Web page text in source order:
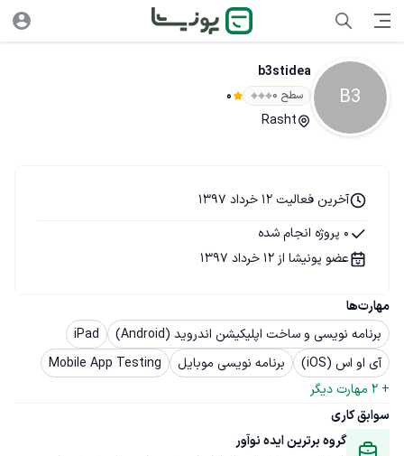
B3
b3stidea
سطح ۰ 0
Rasht
مهارت‌ها
برنامه نویسی و ساخت اپلیکیشن اندروید (Android)
iPad
آی او اس (iOS)
برنامه نویسی موبایل
Mobile App Testing
+
2 مهارت دیگر
سوابق کاری
گروه برترین ایده نوآور
آخرین فعالیت 12 خرداد 1397
0 پروژه انجام شده
عضو پونیشا از 12 خرداد 1397